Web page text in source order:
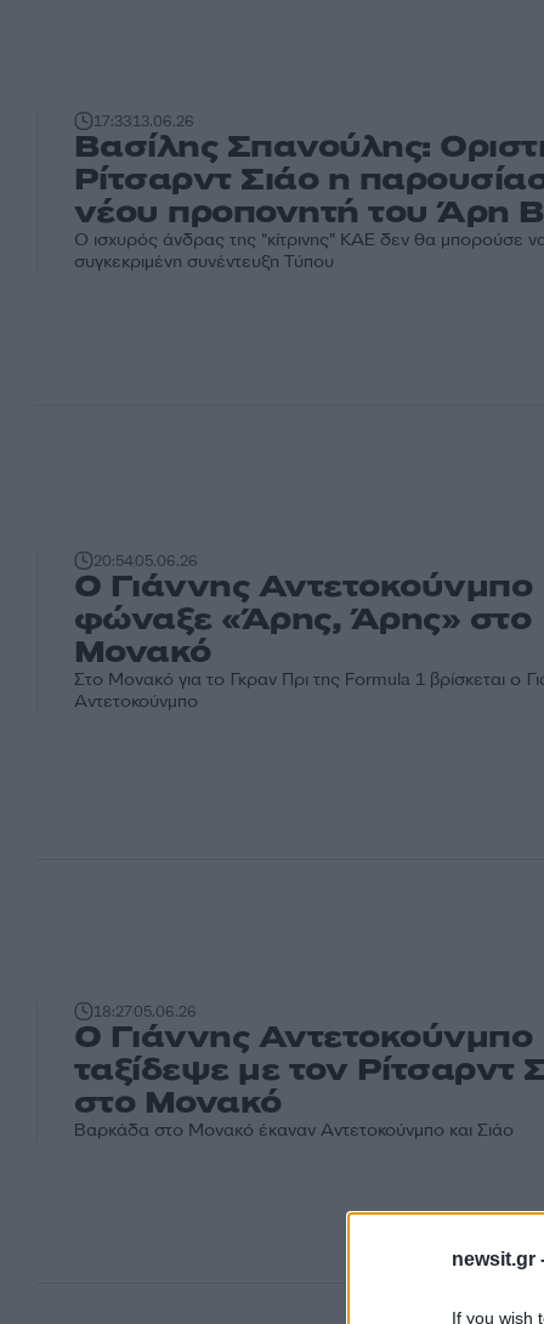
newsit.gr
If you wish
17:3313.06.26
Βασίλης Σπανούλης:
Ρίτσαρντ Σιάο η
νέου προπονητή του Άρη
Ο ισχυρός άνδρας της "κίτρινης" ΚΑΕ δεν θα μπορούσε
συγκεκριμένη συνέντευξη Τύπου
20:5405.06.26
Ο Γιάννης Αντετοκούνμπο
φώναξε «Άρης, Άρης» στο
Μονακό
Στο Μονακό για το Γκραν Πρι της Formula 1 βρίσκεται ο
Αντετοκούνμπο
18:2705.06.26
Ο Γιάννης Αντετοκούνμπο
ταξίδεψε με τον Ρίτσαρντ
στο Μονακό
Βαρκάδα στο Μονακό έκαναν Αντετοκούνμπο και Σιάο